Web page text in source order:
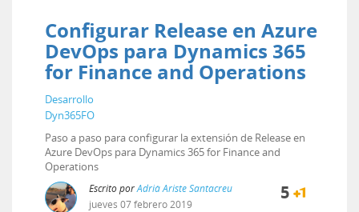
Configurar Release en Azure
DevOps para Dynamics 365
for Finance and Operations
Desarrollo
Dyn365FO
Paso a paso para configurar la extensión de Release en
Azure DevOps para Dynamics 365 for Finance and
Operations
Escrito porAdrià Ariste Santacreu
jueves 07febrero2019
5